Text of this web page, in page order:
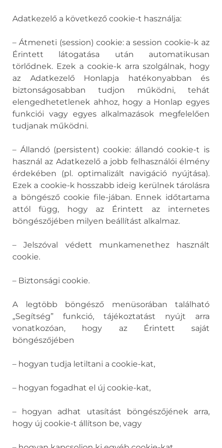
Adatkezelő a következő cookie-t használja:
– Átmeneti (session) cookie: a session cookie-k az
Érintett látogatása után automatikusan
törlődnek. Ezek a cookie-k arra szolgálnak, hogy
az Adatkezelő Honlapja hatékonyabban és
biztonságosabban tudjon működni, tehát
elengedhetetlenek ahhoz, hogy a Honlap egyes
funkciói vagy egyes alkalmazások megfelelően
tudjanak működni.
– Állandó (persistent) cookie: állandó cookie-t is
használ az Adatkezelő a jobb felhasználói élmény
érdekében (pl. optimalizált navigáció nyújtása).
Ezek a cookie-k hosszabb ideig kerülnek tárolásra
a böngésző cookie file-jában. Ennek időtartama
attól függ, hogy az Érintett az internetes
böngészőjében milyen beállítást alkalmaz.
– Jelszóval védett munkamenethez használt
cookie.
– Biztonsági cookie.
A legtöbb böngésző menüsorában található
„Segítség” funkció, tájékoztatást nyújt arra
vonatkozóan, hogy az Érintett saját
böngészőjében
– hogyan tudja letiltani a cookie-kat,
– hogyan fogadhat el új cookie-kat,
– hogyan adhat utasítást böngészőjének arra,
hogy új cookie-t állítson be, vagy